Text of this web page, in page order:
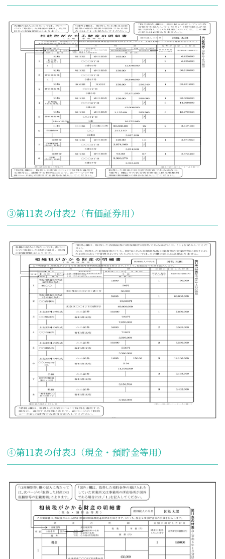
③第11表の付表2（有価証券用）
④第11表の付表3（現金・預貯金等用）